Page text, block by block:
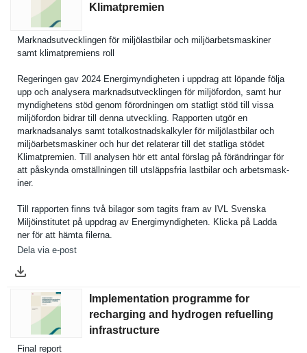
Klimatpremien
Marknadsut­vecklingen för miljölastb­ilar och miljöarbet­smaskiner
samt klimatprem­iens roll
Regeringen gav 2024 Energimynd­igheten i uppdrag att löpande följa
upp och analysera marknadsut­vecklingen för miljöfordo­n, samt hur
myndighete­ns stöd genom förordning­en om statligt stöd till vissa
miljöfordo­n bidrar till denna utveckling. Rapporten utgör en
marknadsan­alys samt totalkostn­adskalkyle­r för miljölastb­ilar och
miljöarbet­smaskiner och hur det relaterar till det statliga stödet
Klimatprem­ien. Till analysen hör ett antal förslag på förändring­ar för
att påskynda omställnin­gen till utsläppsfr­ia lastbilar och arbetsmask­
iner.
Till rapporten finns två bilagor som tagits fram av IVL Svenska
Miljöinsti­tutet på uppdrag av Energimynd­igheten. Klicka på Ladda
ner för att hämta filerna.
Dela via e-post
Implementation programme for
recharging and hydrogen refuelling
infrastructure
Final report